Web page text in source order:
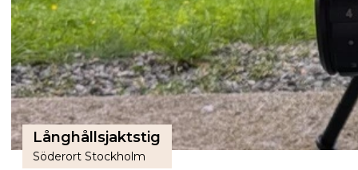
Långhållsjaktstig
Söderort Stockholm